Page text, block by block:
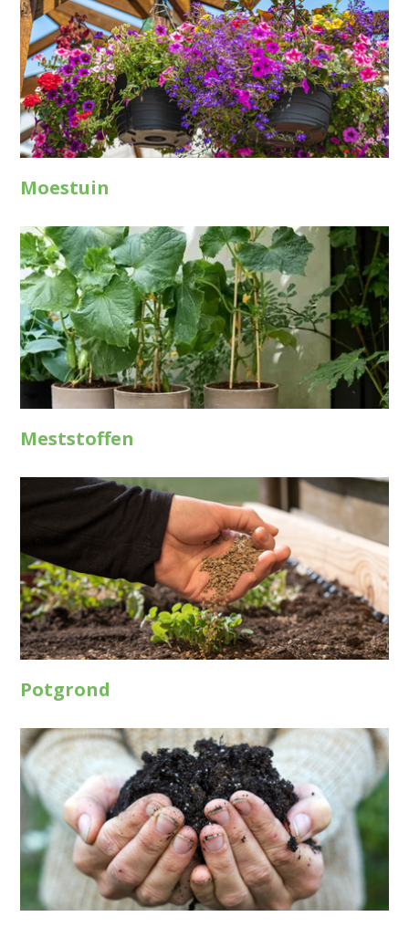
Moestuin
Meststoffen
Potgrond